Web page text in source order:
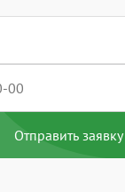
Отправить заявку